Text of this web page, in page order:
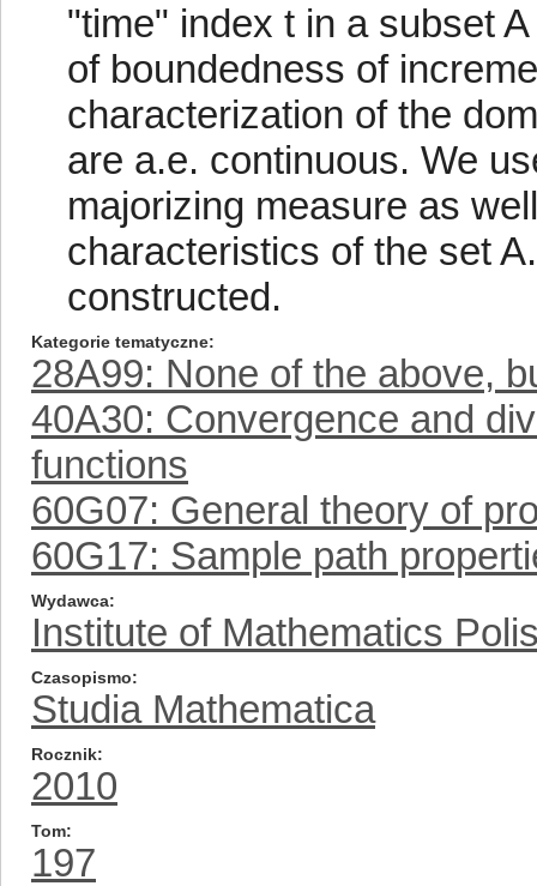
"time" index t in a subset
of boundedness of
characterization of the
are a.e. continuous. We
majorizing measure as
characteristics of the set
constructed.
Kategorie tematyczne
28A99: None of the above,
40A30: Convergence and
functions
60G07: General theory of
60G17: Sample path
Wydawca
Institute of Mathematics
Czasopismo
Studia Mathematica
Rocznik
2010
Tom
197